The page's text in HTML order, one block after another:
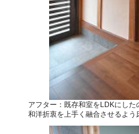
アフター：既存和室をLDKにした
和洋折衷を上手く融合させるよう